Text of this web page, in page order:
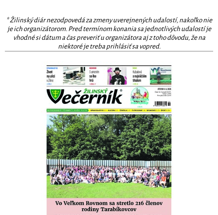
* Žilinský diár nezodpovedá za zmeny uverejnených udalostí, nakoľko nie
je ich organizátorom. Pred termínom konania sa jednotlivých udalostí je
vhodné si dátum a čas preveriť u organizátora aj z toho dôvodu, že na
niektoré je treba prihlásiť sa vopred.